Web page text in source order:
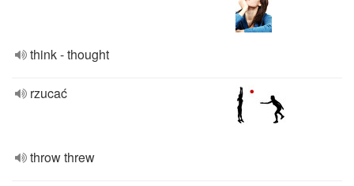
think - thought
rzucać
throw threw